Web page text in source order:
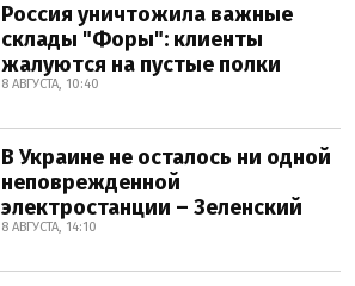
Россия уничтожила важные
склады "Форы": клиенты
жалуются на пустые полки
8 АВГУСТА, 10:40
В Украине не осталось ни одной
неповрежденной
электростанции – Зеленский
8 АВГУСТА, 14:10